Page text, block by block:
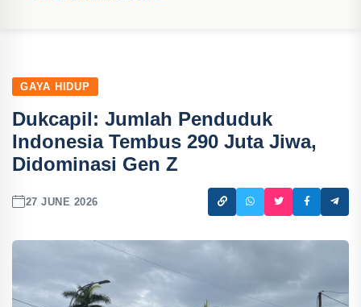
GAYA HIDUP
Dukcapil: Jumlah Penduduk
Indonesia Tembus 290 Juta Jiwa,
Didominasi Gen Z
27 JUNE 2026